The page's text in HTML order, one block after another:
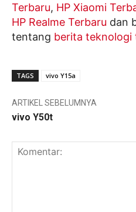
Terbaru, HP Xiaomi
HP Realme Terbaru dan
tentang berita teknologi
TAGS vivo Y15a
ARTIKEL SEBELUMNYA
vivo Y50t